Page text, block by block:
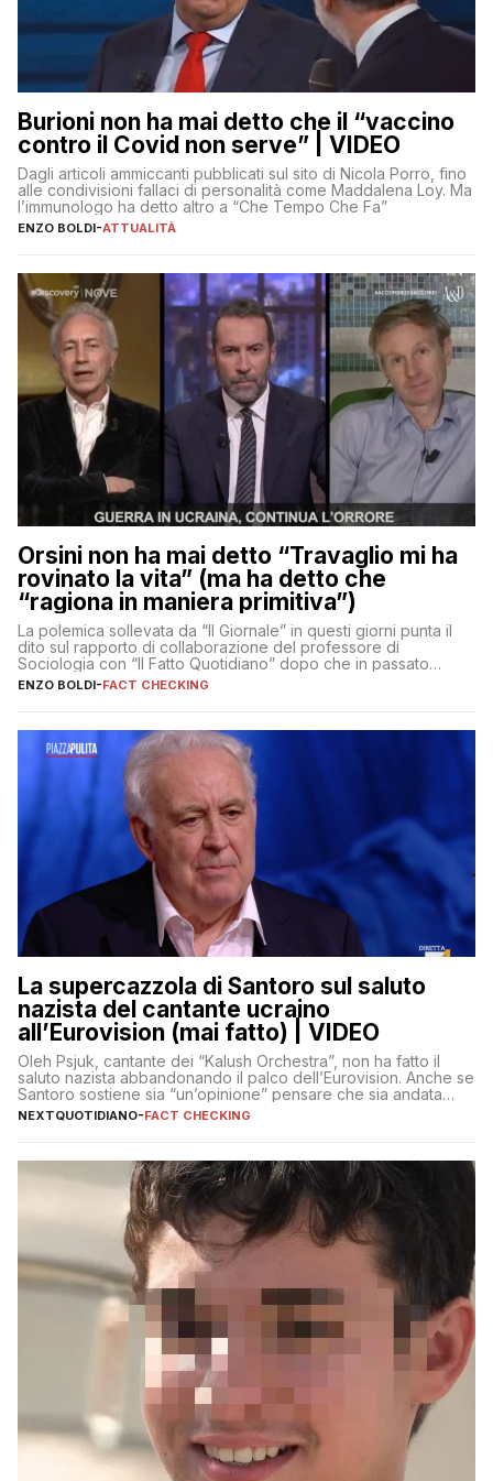
Burioni non ha mai detto che il “vaccino
contro il Covid non serve” | VIDEO
Dagli articoli ammiccanti pubblicati sul sito di Nicola Porro, fino
alle condivisioni fallaci di personalità come Maddalena Loy. Ma
l’immunologo ha detto altro a “Che Tempo Che Fa”
ENZO BOLDI-ATTUALITÀ
Orsini non ha mai detto “Travaglio mi ha
rovinato la vita” (ma ha detto che
“ragiona in maniera primitiva”)
La polemica sollevata da “Il Giornale” in questi giorni punta il
dito sul rapporto di collaborazione del professore di
Sociologia con “Il Fatto Quotidiano” dopo che in passato
erano volati stracci
ENZO BOLDI-FACT CHECKING
La supercazzola di Santoro sul saluto
nazista del cantante ucraino
all’Eurovision (mai fatto) | VIDEO
Oleh Psjuk, cantante dei “Kalush Orchestra”, non ha fatto il
saluto nazista abbandonando il palco dell’Eurovision. Anche se
Santoro sostiene sia “un’opinione” pensare che sia andata
così
NEXTQUOTIDIANO-FACT CHECKING